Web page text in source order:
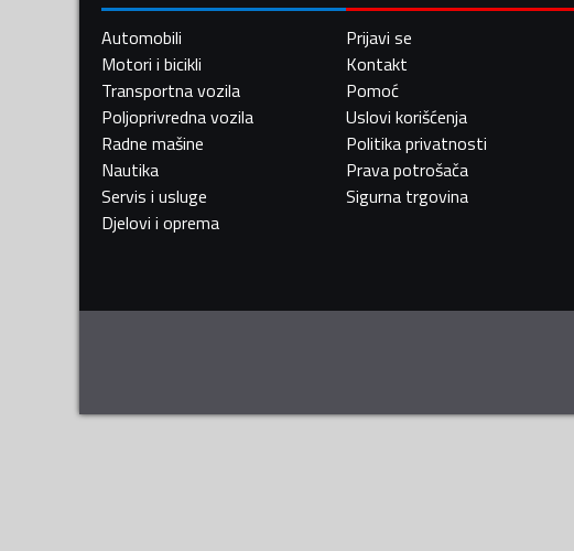
Automobili
Motori i bicikli
Transportna vozila
Poljoprivredna vozila
Radne mašine
Nautika
Servis i usluge
Djelovi i oprema
Prijavi se
Kontakt
Pomoć
Uslovi korišćenja
Politika privatnosti
Prava potrošača
Sigurna trgovina